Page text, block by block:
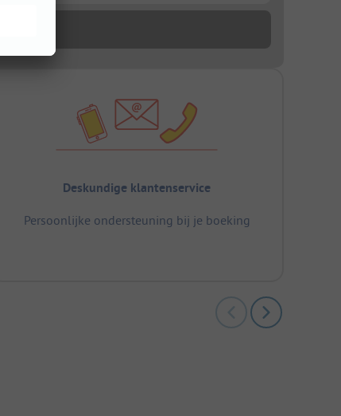
Deskundige klantenservice
Persoonlijke ondersteuning bij je boeking